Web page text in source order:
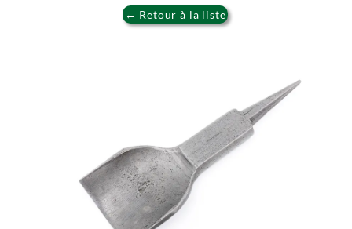
← Retour à la liste